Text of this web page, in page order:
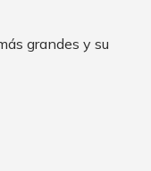
grandes y su